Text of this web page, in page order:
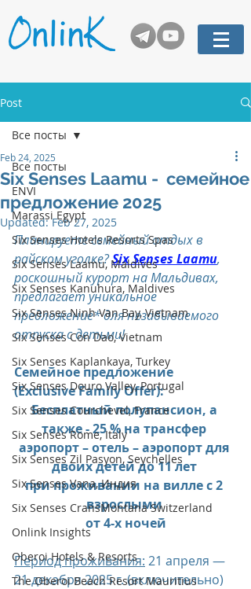
Post
Все посты
ENVI
Marassi Egypt
Six Senses Hotels Resorts Spas
Six Senses Laamu, Maldives
Six Senses Kanuhura, Maldives
Six Senses Ninh Van Bay, Vietnam
Six Senses Con Dao, Vietnam
Six Senses Kaplankaya, Turkey
Six Senses Douro Valley, Portugal
Six Senses Courchevel, France
Six Senses Rome, Italy
Six Senses Zil Pasyon, Seychelles
Six Senses Vana, Индия
Six Senses CransMontana Switzerland
Onlink Insights
Oberoi Hotels & Resorts
The Oberoi Beach Resort Mauritius
Все посты
Six Senses Laamu - семейное
предложение 2025
Feb 24, 2025
Updated:Feb 27, 2025
Планируете семейный отдых в
райском уголке? Six Senses Laamu,
роскошный курорт на Мальдивах,
предлагает уникальное
предложение* для незабываемого
отпуска с детьми!
Семейное предложение
(Exclusive Family Offer):
Бесплатный полупансион, а
также - 25 % на трансфер
аэропорт – отель – аэропорт для
двоих детей до 11 лет
при проживании на вилле с 2
взрослыми
от 4-х ночей
Период проживания: 21 апреля —
21 декабря 2025 г. (включительно)